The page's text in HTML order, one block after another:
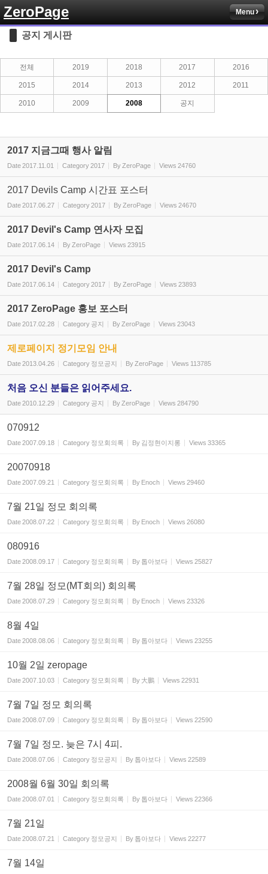
ZeroPage Menu
공지 게시판
전체 2019 2018 2017 2016
2015 2014 2013 2012 2011
2010 2009 2008 공지
2017 지금그때 행사 알림
Date2017.11.01 Category2017 By ZeroPage Views 24760
2017 Devils Camp 시간표 포스터
Date2017.06.27 Category2017 By ZeroPage Views 24670
2017 Devil's Camp 연사자 모집
Date2017.06.14 By ZeroPage Views 23915
2017 Devil's Camp
Date2017.06.14 Category2017 By ZeroPage Views 23893
2017 ZeroPage 홍보 포스터
Date2017.02.28 Category 공지 By ZeroPage Views 23043
제로페이지 정기모임 안내
Date2013.04.26 Category 정모공지 By ZeroPage Views 113785
처음 오신 분들은 읽어주세요.
Date2010.12.29 Category 공지 By ZeroPage Views 284790
070912
Date2007.09.18 Category 정모회의록 By 김정현이지롱 Views 33365
20070918
Date2007.09.21 Category 정모회의록 By Enoch Views 29460
7월 21일 정모 회의록
Date2008.07.22 Category 정모회의록 By Enoch Views 26080
080916
Date2008.09.17 Category 정모회의록 By 톱아보다 Views 25827
7월 28일 정모(MT회의) 회의록
Date2008.07.29 Category 정모회의록 By Enoch Views 23326
8월 4일
Date2008.08.06 Category 정모회의록 By 톱아보다 Views 23255
10월 2일 zeropage
Date2007.10.03 Category 정모회의록 By 大鵬 Views 22931
7월 7일 정모 회의록
Date2008.07.09 Category 정모회의록 By 톱아보다 Views 22590
7월 7일 정모. 늦은 7시 4피.
Date2008.07.06 Category 정모공지 By 톱아보다 Views 22589
2008월 6월 30일 회의록
Date2008.07.01 Category 정모회의록 By 톱아보다 Views 22366
7월 21일
Date2008.07.21 Category 정모공지 By 톱아보다 Views 22277
7월 14일
Sketchbook5, 스케치북5
Sketchbook5, 스케치북5